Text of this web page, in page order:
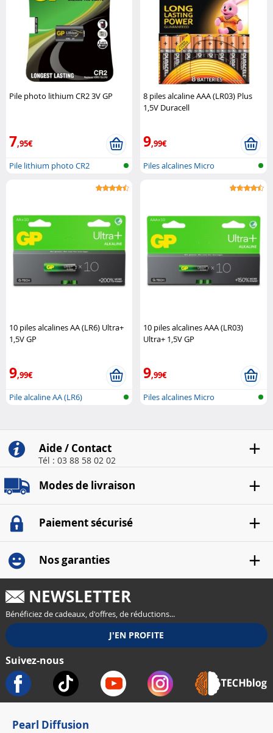
Pile photo lithium CR2 3V GP
7,95€
Pile lithium photo CR2
8 piles alcaline AAA (LR03) Plus
1,5V Duracell
9,99€
Piles alcalines Micro
10 piles alcalines AA (LR6) Ultra+
1,5V GP
9,99€
Pile alcaline AA (LR6)
10 piles alcalines AAA (LR03)
Ultra+ 1,5V GP
9,99€
Piles alcalines Micro
Aide / Contact
Tél : 03 88 58 02 02
Modes de livraison
Paiement sécurisé
Nos garanties
NEWSLETTER
Bénéficiez de cadeaux, d'offres, de réductions...
Suivez-nous
Pearl Diffusion